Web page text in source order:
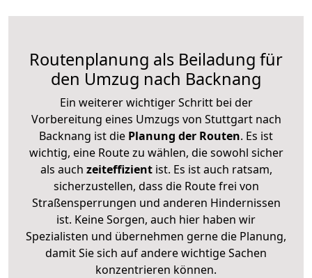
Routenplanung als Beiladung für
den Umzug nach Backnang
Ein weiterer wichtiger Schritt bei der
Vorbereitung eines Umzugs von Stuttgart nach
Backnang ist die Planung der Routen. Es ist
wichtig, eine Route zu wählen, die sowohl sicher
als auch zeiteffizientist. Es ist auch ratsam,
sicherzustellen, dass die Route frei von
Straßensperrungen und anderen Hindernissen
ist. Keine Sorgen, auch hier haben wir
Spezialisten und übernehmen gerne die Planung,
damit Sie sich auf andere wichtige Sachen
konzentrieren können.